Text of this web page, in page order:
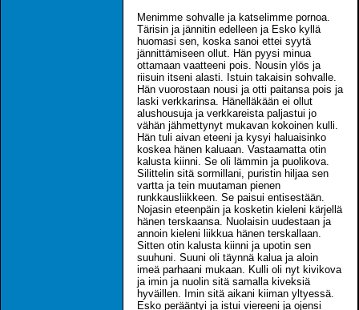
Menimme sohvalle ja katselimme pornoa.
Tärisin ja jännitin edelleen ja Esko kyllä
huomasi sen, koska sanoi ettei syytä
jännittämiseen ollut. Hän pyysi minua
ottamaan vaatteeni pois. Nousin ylös ja
riisuin itseni alasti. Istuin takaisin sohvalle.
Hän vuorostaan nousi ja otti paitansa pois ja
laski verkkarinsa. Hänelläkään ei ollut
alushousuja ja verkkareista paljastui jo
vähän jähmettynyt mukavan kokoinen kulli.
Hän tuli aivan eteeni ja kysyi haluaisinko
koskea hänen kaluaan. Vastaamatta otin
kalusta kiinni. Se oli lämmin ja puolikova.
Silittelin sitä sormillani, puristin hiljaa sen
vartta ja tein muutaman pienen
runkkausliikkeen. Se paisui entisestään.
Nojasin eteenpäin ja kosketin kieleni kärjellä
hänen terskaansa. Nuolaisin uudestaan ja
annoin kieleni liikkua hänen terskallaan.
Sitten otin kalusta kiinni ja upotin sen
suuhuni. Suuni oli täynnä kalua ja aloin
imeä parhaani mukaan. Kulli oli nyt kivikova
ja imin ja nuolin sitä samalla kiveksiä
hyväillen. Imin sitä aikani kiiman yltyessä.
Esko perääntyi ja istui viereeni ja ojensi